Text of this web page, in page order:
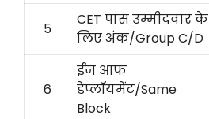
5
CET पास उम्मीदवार के
लिए अंक/Group C/D
6
ईज आफ
डेप्लॉयमेंट/Same
Block